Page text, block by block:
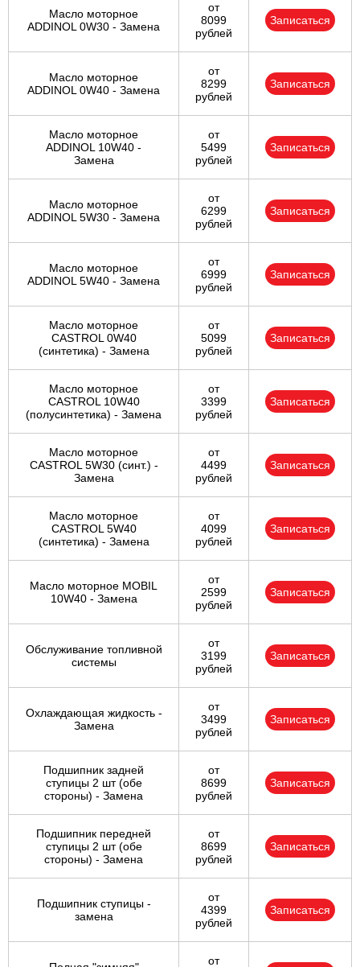
Масло моторное
ADDINOL 0W30 - Замена
от
8099
рублей
Записаться
Масло моторное
ADDINOL 0W40 - Замена
от
8299
рублей
Записаться
Масло моторное
ADDINOL 10W40 -
Замена
от
5499
рублей
Записаться
Масло моторное
ADDINOL 5W30 - Замена
от
6299
рублей
Записаться
Масло моторное
ADDINOL 5W40 - Замена
от
6999
рублей
Записаться
Масло моторное
CASTROL 0W40
(синтетика) - Замена
от
5099
рублей
Записаться
Масло моторное
CASTROL 10W40
(полусинтетика) - Замена
от
3399
рублей
Записаться
Масло моторное
CASTROL 5W30 (синт.) -
Замена
от
4499
рублей
Записаться
Масло моторное
CASTROL 5W40
(синтетика) - Замена
от
4099
рублей
Записаться
Масло моторное MOBIL
10W40 - Замена
от
2599
рублей
Записаться
Обслуживание топливной
системы
от
3199
рублей
Записаться
Охлаждающая жидкость -
Замена
от
3499
рублей
Записаться
Подшипник задней
ступицы 2 шт (обе
стороны) - Замена
от
8699
рублей
Записаться
Подшипник передней
ступицы 2 шт (обе
стороны) - Замена
от
8699
рублей
Записаться
Подшипник ступицы -
замена
от
4399
рублей
Записаться
от